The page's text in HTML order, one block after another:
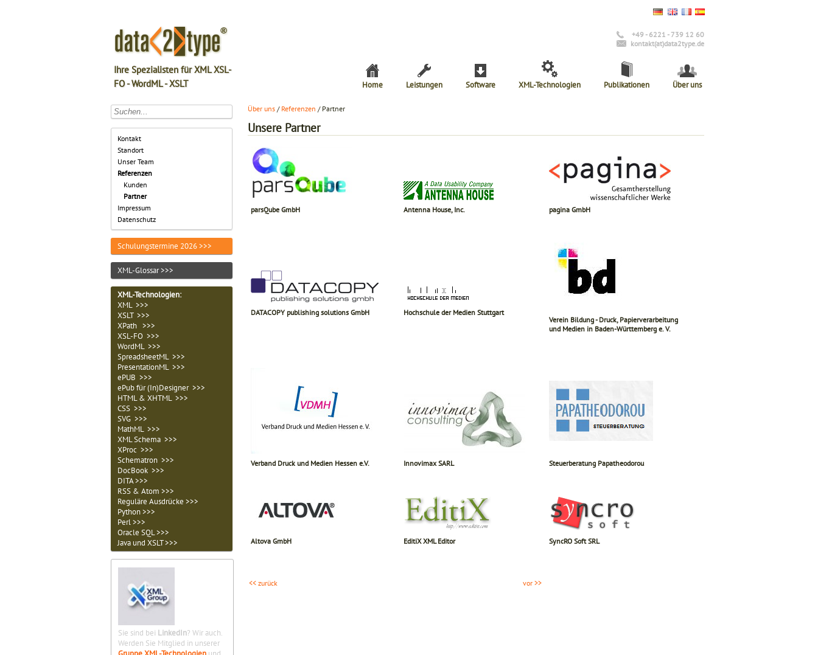
Ihre Spezialisten für XML XSL-
FO - WordML - XSLT
+49 - 6221 - 739 12 60
kontakt(at)data2type.de
Home Leistungen Software XML-Technologien Publikationen Über uns
Kontakt
Standort
Unser Team
Referenzen
Kunden
Partner
Impressum
Datenschutz
Schulungstermine 2026 >>>
XML-Glossar >>>
XML-Technologien:
XML >>>
XSLT >>>
XPath >>>
XSL-FO >>>
WordML >>>
SpreadsheetML >>>
PresentationML >>>
ePUB >>>
ePub für (In)Designer >>>
HTML & XHTML >>>
CSS >>>
SVG >>>
MathML >>>
XML Schema >>>
XProc >>>
Schematron >>>
DocBook >>>
DITA >>>
RSS & Atom >>>
Reguläre Ausdrücke >>>
Python >>>
Perl >>>
Oracle SQL >>>
Java und XSLT >>>
Sie sind bei LinkedIn? Wir auch.
Werden Sie Mitglied in unserer
Über uns / Referenzen / Partner
Unsere Partner
parsQube GmbH Antenna House, Inc. pagina GmbH
DATACOPY publishing solutions GmbH
Hochschule der Medien Stuttgart
Verein Bildung - Druck, Papierverarbeitung
und Medien in Baden-Württemberg e. V.
Verband Druck und Medien Hessen e.V. Innovimax SARL Steuerberatung Papatheodorou
Altova GmbH EditiX XML Editor SyncRO Soft SRL
<< zurück vor >>